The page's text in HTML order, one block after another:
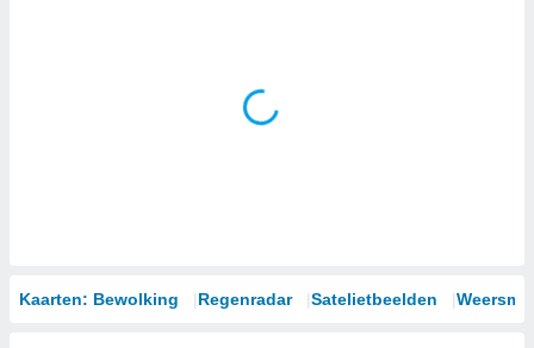
Kaarten: Bewolking Regenradar Satelietbeelden